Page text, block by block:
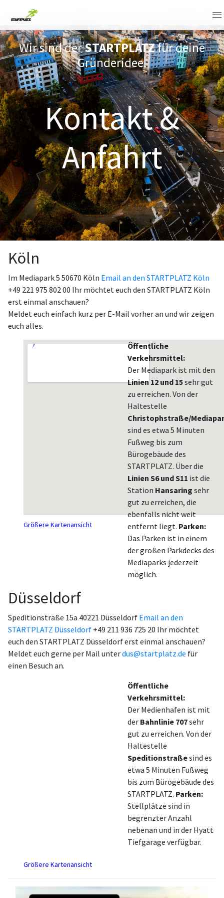
Wir sind derSTARTPLATZfür deine
Gründeridee.
Kontakt &
Anfahrt
Köln
Im Mediapark 5 50670 Köln Email an den STARTPLATZ Köln
+49 221 975 802 00 Ihr möchtet euch den STARTPLATZ Köln
erst einmal anschauen?
Meldet euch einfach kurz per E-Mail vorher an und wir zeigen
euch alles.
Größere Kartenansicht
Öffentliche
Verkehrsmittel:
Der Mediapark ist mit den
Linien 12 und 15sehr gut
zu erreichen. Von der
Haltestelle
Christophstraße/
sind es etwa 5 Minuten
Fußweg bis zum
Bürogebäude des
STARTPLATZ. Über die
Linien S6 und S11 ist die
Station Hansaring sehr
gut zu erreichen, die
ebenfalls nicht weit
entfernt liegt. Parken:
Das Parken ist in einem
der großen Parkdecks des
Mediaparks jederzeit
möglich.
Düsseldorf
Speditionstraße 15a 40221 Düsseldorf Email an den
STARTPLATZ Düsseldorf +49 211 936 725 20 Ihr möchtet
euch den STARTPLATZ Düsseldorf erst einmal anschauen?
Meldet euch gerne per Mail unterdus@startplatz.de für
einen Besuch an.
Größere Kartenansicht
Öffentliche
Verkehrsmittel:
Der Medienhafen ist mit
der Bahnlinie 707sehr
gut zu erreichen. Von der
Haltestelle
Speditionstraßesind es
etwa 5 Minuten Fußweg
bis zum Bürogebäude des
STARTPLATZ. Parken:
Stellplätze sind in
begrenzter Anzahl
nebenan und in der Hyatt
Tiefgarage verfügbar.